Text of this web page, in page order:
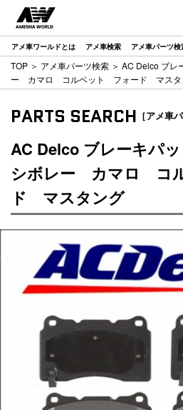
アメ車ワールドとは アメ車検索 アメ車パーツ検
TOP ＞ アメ車パーツ検索 ＞ AC Delco ブ
ー カマロ コルベット フォード マスタ
PARTS SEARCH ［アメ車
AC Delco ブレーキパ
シボレー カマロ コ
ド マスタング